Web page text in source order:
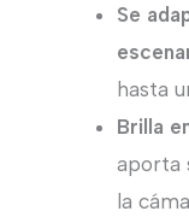
Se
hasta
Brilla
aporta
la